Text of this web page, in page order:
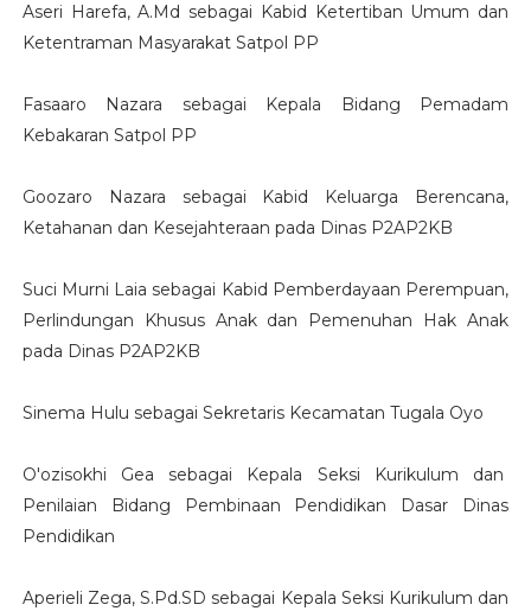
Aseri Harefa, A.Md sebagai Kabid Ketertiban Umum dan
Ketentraman Masyarakat Satpol PP
Fasaaro Nazara sebagai Kepala Bidang Pemadam
Kebakaran Satpol PP
Goozaro Nazara sebagai Kabid Keluarga Berencana,
Ketahanan dan Kesejahteraan pada Dinas P2AP2KB
Suci Murni Laia sebagai Kabid Pemberdayaan Perempuan,
Perlindungan Khusus Anak dan Pemenuhan Hak Anak
pada Dinas P2AP2KB
Sinema Hulu sebagai Sekretaris Kecamatan Tugala Oyo
O'ozisokhi Gea sebagai Kepala Seksi Kurikulum dan
Penilaian Bidang Pembinaan Pendidikan Dasar Dinas
Pendidikan
Aperieli Zega, S.Pd.SD sebagai Kepala Seksi Kurikulum dan